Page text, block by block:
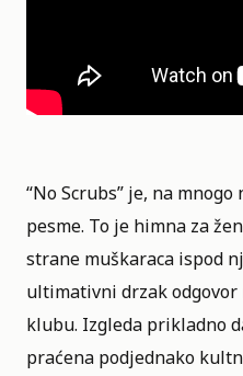
“No Scrubs” je, na
pesme. To je himna za
strane muškaraca ispod
ultimativni drzak
klubu. Izgleda prikladno
praćena podjednako